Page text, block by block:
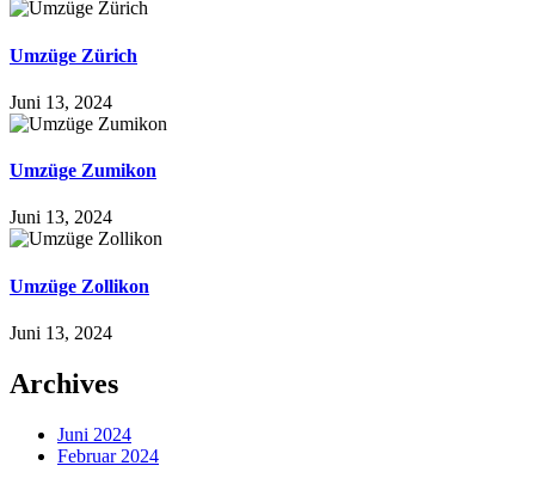
Umzüge Zürich
Juni 13, 2024
Umzüge Zumikon
Juni 13, 2024
Umzüge Zollikon
Juni 13, 2024
Archives
Juni 2024
Februar 2024